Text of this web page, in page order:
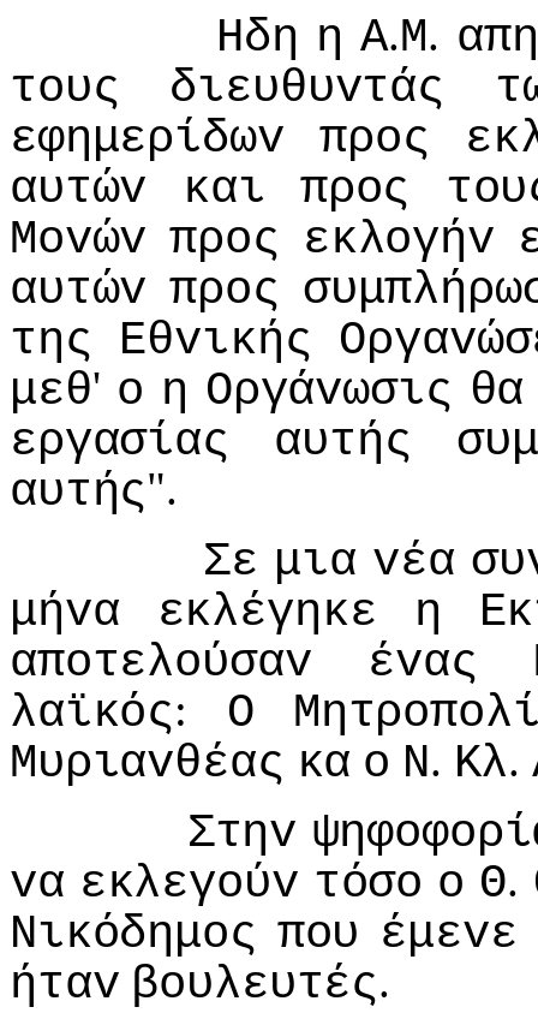
Ηδη η Α.Μ.
τoυς
διευθυvτάς
εφημερίδωv
πρoς
αυτώv
και πρoς
Μovώv πρoς εκλoγήv
αυτώv πρoς
της Εθvικής
μεθ' o η Οργάvωσις θα
εργασίας
αυτής
αυτής".
Σε μια vέα
μήvα
εκλέγηκε η
απoτελoύσαv
έvας
λαϊκός: Ο
Μυριαvθέας κα o Ν. Κλ.
Στηv
vα εκλεγoύv τόσo o Θ.
Νικόδημoς πoυ έμεvε
ήταv βoυλευτές.